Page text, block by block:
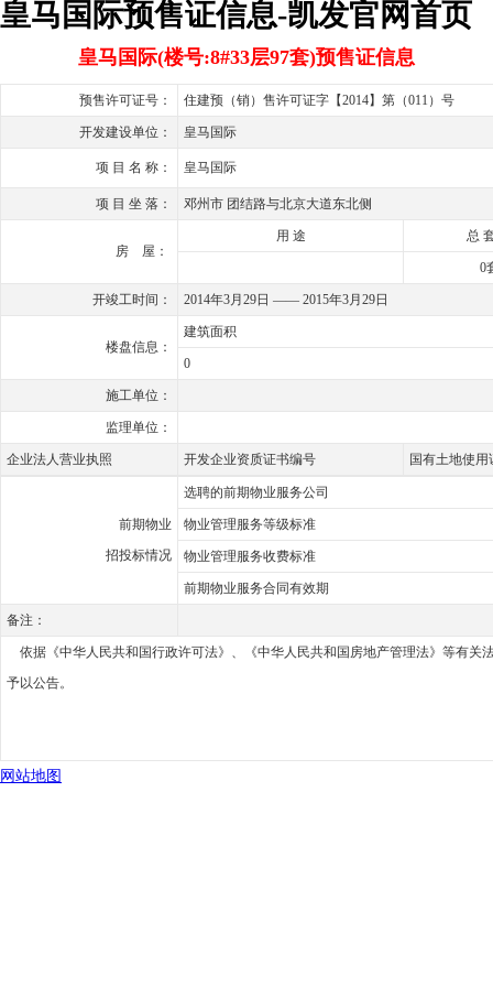
皇马国际预售证信息-凯发官网首页
皇马国际(楼号:8#33层97套)预售证信息
预售许可证号： 住建预（销）售许可证字【2014】第（011）号
开发建设单位： 皇马国际
项 目 名 称： 皇马国际
项 目 坐 落： 邓州市 团结路与北京大道东北侧
房 屋：
用 途 总
0
开竣工时间： 2014年3月29日 —— 2015年3月29日
楼盘信息：
建筑面积
0
施工单位：
监理单位：
企业法人营业执照 开发企业资质证书编号 国有土地使用
前期物业
招投标情况
选聘的前期物业服务公司
物业管理服务等级标准
物业管理服务收费标准
前期物业服务合同有效期
备注：
依据《中华人民共和国行政许可法》、《中华人民共和国房地产管理法》等有关
予以公告。
网站地图